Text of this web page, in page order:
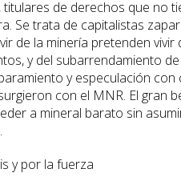
de derechos que no
Se trata de capitalistas
de la minería pretenden
y del subarrendamiento
y especulación
con el MNR. El gran
a mineral barato sin
y por la fuerza